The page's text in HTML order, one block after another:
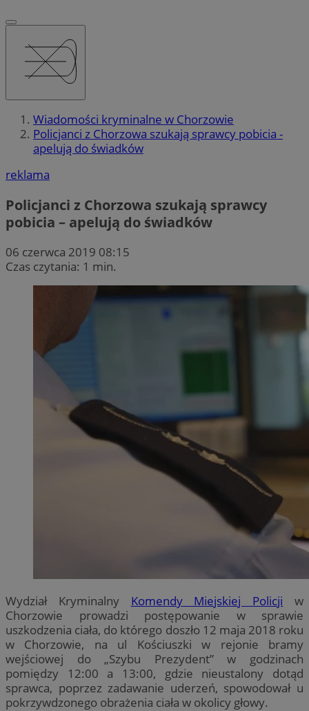
Wiadomości kryminalne w Chorzowie
Policjanci z Chorzowa szukają sprawcy pobicia -
apelują do świadków
reklama
Policjanci z Chorzowa szukają sprawcy
pobicia – apelują do świadków
06 czerwca 2019 08:15
Czas czytania: 1 min.
Wydział Kryminalny Komendy Miejskiej Policji w
Chorzowie prowadzi postępowanie w sprawie
uszkodzenia ciała, do którego doszło 12 maja 2018 roku
w Chorzowie, na ul Kościuszki w rejonie bramy
wejściowej do „Szybu Prezydent” w godzinach
pomiędzy 12:00 a 13:00, gdzie nieustalony dotąd
sprawca, poprzez zadawanie uderzeń, spowodował u
pokrzywdzonego obrażenia ciała w okolicy głowy.